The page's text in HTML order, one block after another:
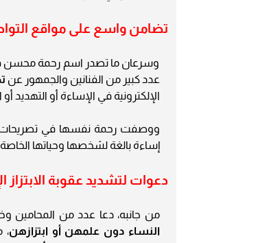
تضامن واسع على مواقع
وسرعان ما تصدر اسم رحمة محسن
عدد كبير من الفنانين والجمهور عن
الإلكترونية في الإساءة أو التهديد أو
ووصفت رحمة نفسها في تصريحات
إساءة بالغة لشخصها وحياتها
دعوات لتشديد عقوبة الابتزاز
من جانبه، دعا عدد من المحامين
النساء دون علمهن أو ابتزازهن،